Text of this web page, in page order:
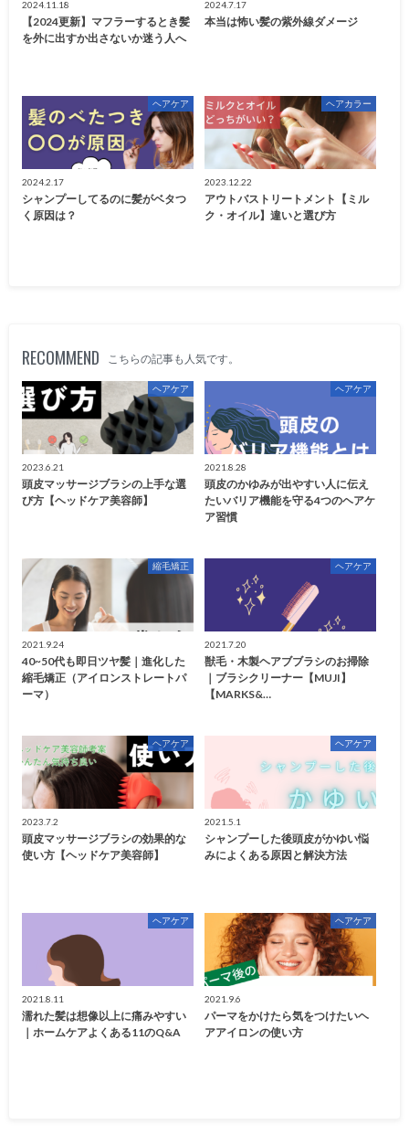
2024.11.18
【2024更新】マフラーするとき髪
を外に出すか出さないか迷う人へ
2024.7.17
本当は怖い髪の紫外線ダメージ
ヘアケア
2024.2.17
シャンプーしてるのに髪がベタつ
く原因は？
ヘアカラー
2023.12.22
アウトバストリートメント【ミル
ク・オイル】違いと選び方
RECOMMEND こちらの記事も人気です。
ヘアケア
2023.6.21
頭皮マッサージブラシの上手な選
び方【ヘッドケア美容師】
ヘアケア
2021.8.28
頭皮のかゆみが出やすい人に伝え
たいバリア機能を守る4つのヘアケ
ア習慣
縮毛矯正
2021.9.24
40~50代も即日ツヤ髪｜進化した
縮毛矯正（アイロンストレートパ
ーマ）
ヘアケア
2021.7.20
獣毛・木製ヘアブブラシのお掃除
｜ブラシクリーナー【MUJI】
【MARKS&…
ヘアケア
2023.7.2
頭皮マッサージブラシの効果的な
使い方【ヘッドケア美容師】
ヘアケア
2021.5.1
シャンプーした後頭皮がかゆい悩
みによくある原因と解決方法
ヘアケア
2021.8.11
濡れた髪は想像以上に痛みやすい
｜ホームケアよくある11のQ&A
ヘアケア
2021.9.6
パーマをかけたら気をつけたいヘ
アアイロンの使い方